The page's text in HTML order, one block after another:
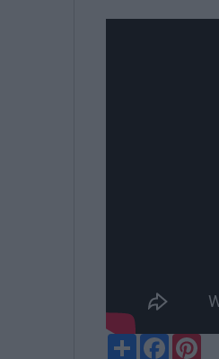
PartagerFacebook